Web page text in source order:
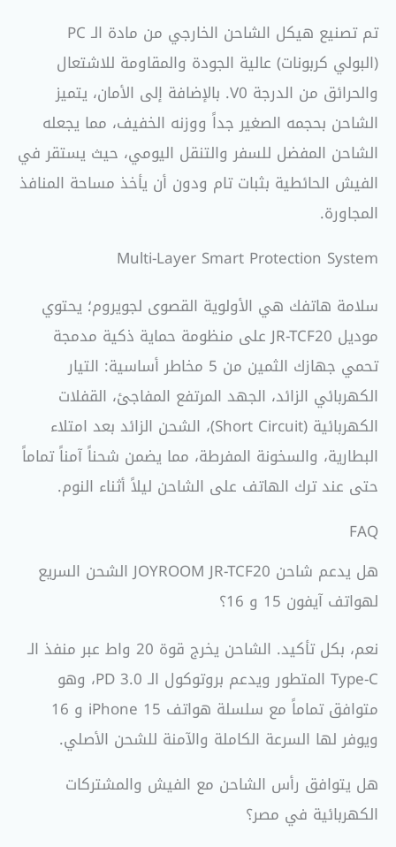
تم تصنيع هيكل الشاحن الخارجي من مادة الـ PC
(البولي كربونات) عالية الجودة والمقاومة للاشتعال
والحرائق من الدرجة V0. بالإضافة إلى الأمان، يتميز
الشاحن بحجمه الصغير جداً ووزنه الخفيف، مما يجعله
الشاحن المفضل للسفر والتنقل اليومي، حيث يستقر في
الفيش الحائطية بثبات تام ودون أن يأخذ مساحة المنافذ
المجاورة.
Multi-Layer Smart Protection System
سلامة هاتفك هي الأولوية القصوى لجويروم؛ يحتوي
موديل JR-TCF20 على منظومة حماية ذكية مدمجة
تحمي جهازك الثمين من 5 مخاطر أساسية: التيار
الكهربائي الزائد، الجهد المرتفع المفاجئ، القفلات
الكهربائية (Short Circuit)، الشحن الزائد بعد امتلاء
البطارية، والسخونة المفرطة، مما يضمن شحناً آمناً تماماً
حتى عند ترك الهاتف على الشاحن ليلاً أثناء النوم.
FAQ
هل يدعم شاحن JOYROOM JR-TCF20 الشحن السريع
لهواتف آيفون 15 و 16؟
نعم، بكل تأكيد. الشاحن يخرج قوة 20 واط عبر منفذ الـ
Type-C المتطور ويدعم بروتوكول الـ PD 3.0، وهو
متوافق تماماً مع سلسلة هواتف iPhone 15 و 16
ويوفر لها السرعة الكاملة والآمنة للشحن الأصلي.
هل يتوافق رأس الشاحن مع الفيش والمشتركات
الكهربائية في مصر؟